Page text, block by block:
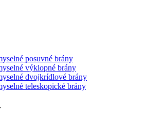
posuvné brány
výklopné brány
dvojkrídlové brány
teleskopické brány